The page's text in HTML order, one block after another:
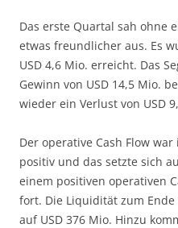
Das erste Quartal sah ohne
etwas freundlicher aus. Es
USD 4,6 Mio. erreicht. Das
Gewinn von USD 14,5 Mio.
wieder ein Verlust von USD
Der operative Cash Flow
positiv und das setzte sich
einem positiven operativen
fort. Die Liquidität zum
auf USD 376 Mio. Hinzu